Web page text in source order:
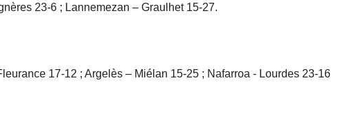
23-6 ; Lannemezan – Graulhet 15-27.
17-12 ; Argelès – Miélan 15-25 ; Nafarroa - Lourdes 23-16